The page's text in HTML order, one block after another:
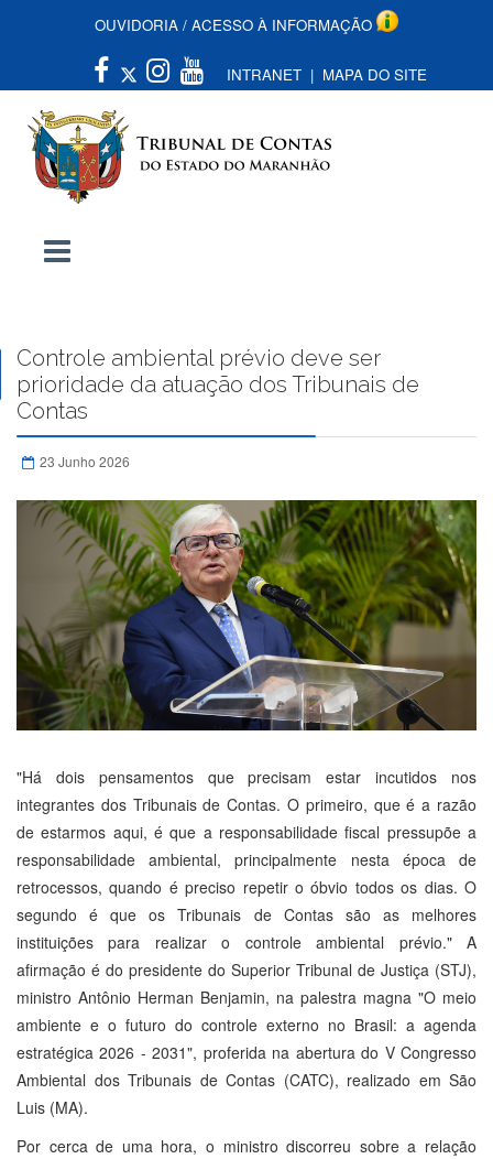
OUVIDORIA / ACESSO À INFORMAÇÃO
INTRANET | MAPA DO SITE
Controle ambiental prévio deve ser
prioridade da atuação dos Tribunais de
Contas
23 Junho 2026
"Há dois pensamentos que precisam estar incutidos nos
integrantes dos Tribunais de Contas. O primeiro, que é a razão
de estarmos aqui, é que a responsabilidade fiscal pressupõe a
responsabilidade ambiental, principalmente nesta época de
retrocessos, quando é preciso repetir o óbvio todos os dias. O
segundo é que os Tribunais de Contas são as melhores
instituições para realizar o controle ambiental prévio." A
afirmação é do presidente do Superior Tribunal de Justiça (STJ),
ministro Antônio Herman Benjamin, na palestra magna "O meio
ambiente e o futuro do controle externo no Brasil: a agenda
estratégica 2026 - 2031", proferida na abertura do V Congresso
Ambiental dos Tribunais de Contas (CATC), realizado em São
Luis (MA).
Por cerca de uma hora, o ministro discorreu sobre a relação